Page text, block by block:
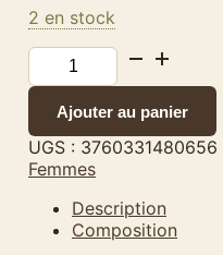
2 en stock
quantité
de
Inositol
–
Dynveo
150
gélules
Ajouter au panier
UGS : 3760331480656
Femmes
Description
Composition